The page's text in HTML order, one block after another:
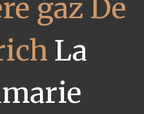
gaz De
La